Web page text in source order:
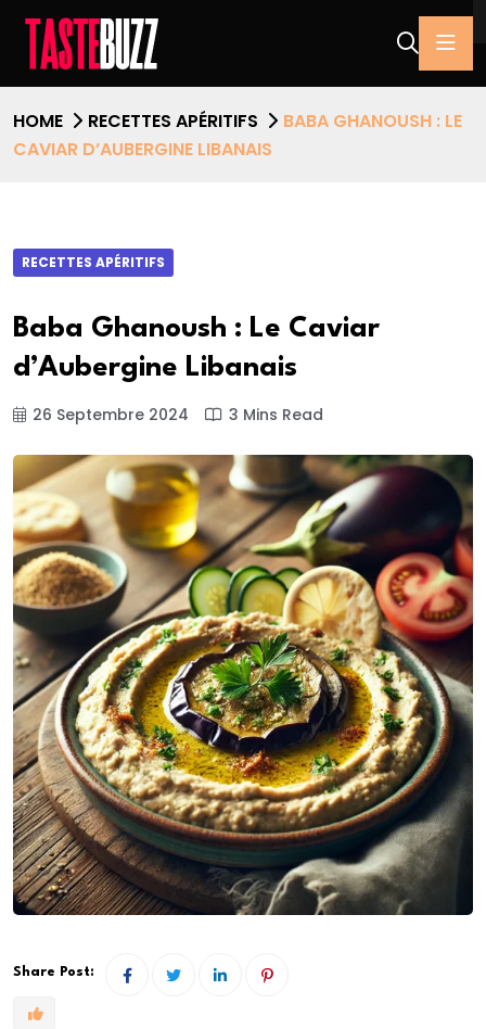
HOME RECETTES APÉRITIFS
BABA GHANOUSH : LE
CAVIAR D’AUBERGINE LIBANAIS
RECETTES APÉRITIFS
Baba Ghanoush : Le Caviar
d’Aubergine Libanais
26 Septembre 2024 3 Mins Read
Share Post: